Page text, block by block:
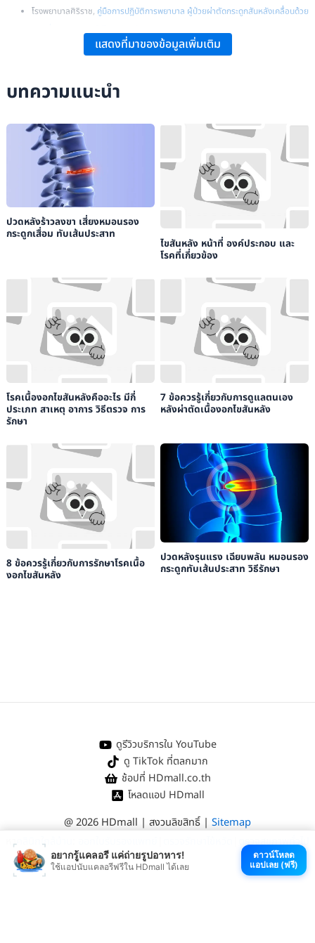
โรงพยาบาลศิริราช, คู่มือการปฏิบัติการพยาบาล ผู้ป่วยผ่าตัดกระดูกสันหลังเคลื่อนด้วย
ศูนย์กายภาพบำบัด คณะกายภาพบำบัด มหาวิทยาลัยมหิดล,
โรงพยาบาลนครธน,
หมอนรองกระดูกเสื่อม อาจเสี่ยงโรคหมอนรองกระดูกเคลื่อนทับ
เส้นประสาท
โรงพยาบาลนครธน,โรคกระดูกสันหลังเคลื่อน ภัยเงียบที่มีมากกว่าแค่ปวดหลัง
โรงพยาบาลนครธน,
รู้ทันก่อนรักษา หมอนรองกระดูกทับเส้นประสาท
โรงพยาบาลนครธน,
เดินนานไม่ได้ ปวดหลังร้าวลงขา อาจเป็นโรคโพรงกระดูกสันหลัง
ตีบแคบ
โรงพยาบาลพญาไท,
7 พฤติกรรมเสี่ยง “หมอนรองกระดูกทับเส้นประสาท”
แสดงที่มาของข้อมูลเพิ่มเติม
บทความแนะนำ
ปวดหลังร้าวลงขา เสี่ยงหมอนรอง
กระดูกเสื่อม ทับเส้นประสาท
ไขสันหลัง หน้าที่ องค์ประกอบ และ
โรคที่เกี่ยวข้อง
โรคเนื้องอกไขสันหลังคืออะไร มีกี่
ประเภท สาเหตุ อาการ วิธีตรวจ การ
รักษา
7 ข้อควรรู้เกี่ยวกับการดูแลตนเอง
หลังผ่าตัดเนื้องอกไขสันหลัง
8 ข้อควรรู้เกี่ยวกับการรักษาโรคเนื้อ
งอกไขสันหลัง
ปวดหลังรุนแรง เฉียบพลัน หมอนรอง
กระดูกทับเส้นประสาท วิธีรักษา
ดูรีวิวบริการใน YouTube
ดู TikTok ที่ตลกมาก
ช้อปที่ HDmall.co.th
โหลดแอป HDmall
@ 2026 HDmall | สงวนลิขสิทธิ์ | Sitemap
หาคลินิกใกล้บ้าน ตรวจสุขภาพทั่วไป
อยากรู้แคลอรี แค่ถ่ายรูปอาหาร!
ใช้แอปนับแคลอรีฟรีใน HDmall ได้เลย
ดาวน์โหลด
แอปเลย (ฟรี)